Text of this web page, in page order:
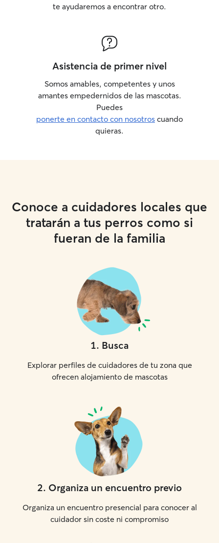
te ayudaremos a encontrar otro.
Asistencia de primer nivel
Somos amables, competentes y unos
amantes empedernidos de las mascotas.
Puedes
ponerte en contacto con nosotros cuando
quieras.
Conoce a cuidadores locales que
tratarán a tus perros como si
fueran de la familia
1. Busca
Explorar perfiles de cuidadores de tu zona que
ofrecen alojamiento de mascotas
2. Organiza un encuentro previo
Organiza un encuentro presencial para conocer al
cuidador sin coste ni compromiso